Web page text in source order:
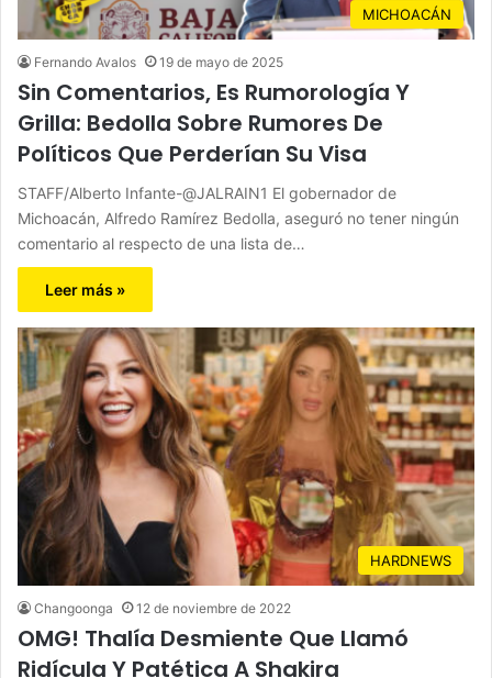
MICHOACÁN
Fernando Avalos 19 de mayo de 2025
Sin Comentarios, Es Rumorología Y
Grilla: Bedolla Sobre Rumores De
Políticos Que Perderían Su Visa
STAFF/Alberto Infante-@JALRAIN1 El gobernador de
Michoacán, Alfredo Ramírez Bedolla, aseguró no tener ningún
comentario al respecto de una lista de…
Leer más »
HARDNEWS
Changoonga 12 de noviembre de 2022
OMG! Thalía Desmiente Que Llamó
Ridícula Y Patética A Shakira